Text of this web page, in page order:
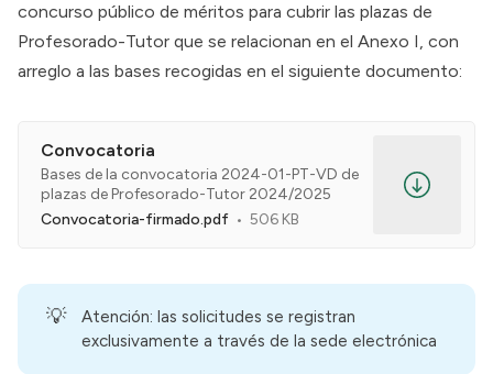
concurso público de méritos para cubrir las plazas de
Profesorado-Tutor que se relacionan en el Anexo I, con
arreglo a las bases recogidas en el siguiente documento:
Convocatoria
Bases de la convocatoria 2024-01-PT-VD de
plazas de Profesorado-Tutor 2024/2025
Convocatoria-firmado.pdf
506 KB
💡
Atención: las solicitudes se registran
exclusivamente a través de la sede electrónica